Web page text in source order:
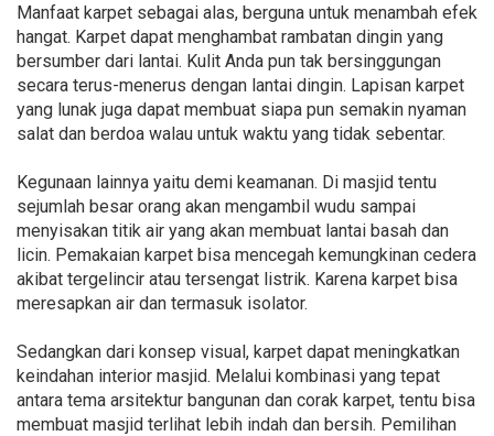
Manfaat karpet sebagai alas, berguna untuk menambah efek
hangat. Karpet dapat menghambat rambatan dingin yang
bersumber dari lantai. Kulit Anda pun tak bersinggungan
secara terus-menerus dengan lantai dingin. Lapisan karpet
yang lunak juga dapat membuat siapa pun semakin nyaman
salat dan berdoa walau untuk waktu yang tidak sebentar.
Kegunaan lainnya yaitu demi keamanan. Di masjid tentu
sejumlah besar orang akan mengambil wudu sampai
menyisakan titik air yang akan membuat lantai basah dan
licin. Pemakaian karpet bisa mencegah kemungkinan cedera
akibat tergelincir atau tersengat listrik. Karena karpet bisa
meresapkan air dan termasuk isolator.
Sedangkan dari konsep visual, karpet dapat meningkatkan
keindahan interior masjid. Melalui kombinasi yang tepat
antara tema arsitektur bangunan dan corak karpet, tentu bisa
membuat masjid terlihat lebih indah dan bersih. Pemilihan